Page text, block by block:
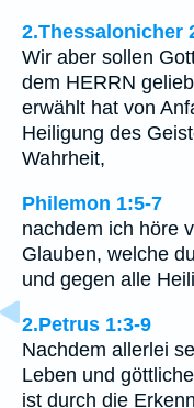
2.Thessalonicher
Wir aber sollen
dem HERRN
erwählt hat von
Heiligung des
Wahrheit,
Philemon 1:5-7
nachdem ich höre
Glauben, welche
und gegen alle
2.Petrus 1:3-9
Nachdem allerlei
Leben und
ist durch die